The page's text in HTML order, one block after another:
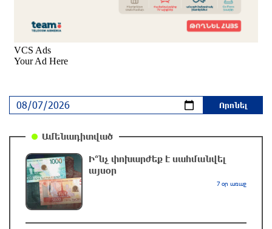
5 ժամ առաջ
տապալվել
Իրանը և Օմանը պլանավորում են փոխել
կառուցվածքը
6 ժամ առաջ
8-ամյա Մոնթե Մուրադյանն ու Սյունե
Քոսակյանը հաղթահարել են Արարատի
գագաթը
Ամենադիտված
Ի՞նչ փոխարժեք է սահմանվել
այսօր
7 օր առաջ